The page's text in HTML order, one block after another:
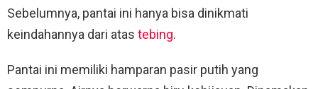
Sebelumnya, pantai ini hanya bisa dinikmati
keindahannya dari atas tebing.
Pantai ini memiliki hamparan pasir putih yang